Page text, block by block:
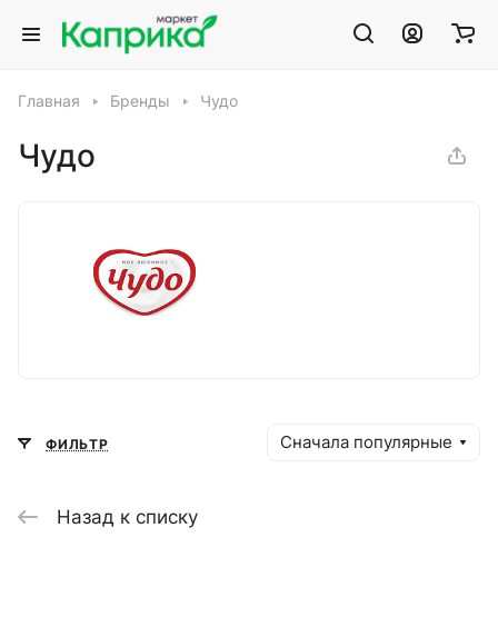
Главная Бренды Чудо
Чудо
ФИЛЬТР Сначала популярные
Назад к списку